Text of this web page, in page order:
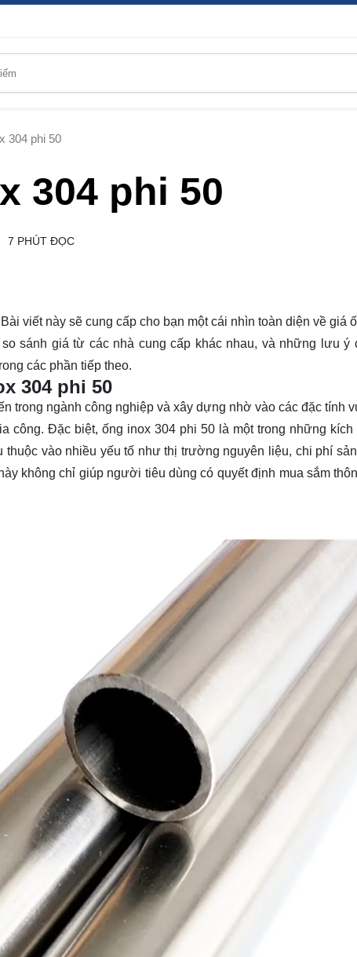
304 phi 50
304 phi 50
7 PHÚT ĐỌC
Bài viết này sẽcung cấp cho bạn một cái nhìn toàn diện về giá
sánh giá từ các nhà cung cấp khác nhau, và những lưu ý
các phần tiếp theo.
304 phi 50
trong ngành công nghiệp và xây dựng nhờ vào các đặc tính
công. Đặc biệt, ống inox 304 phi 50 là một trong những
thuộc vào nhiều yếu tố như thị trường nguyên liệu, chi phí
không chỉ giúp người tiêu dùng có quyết định mua sắm